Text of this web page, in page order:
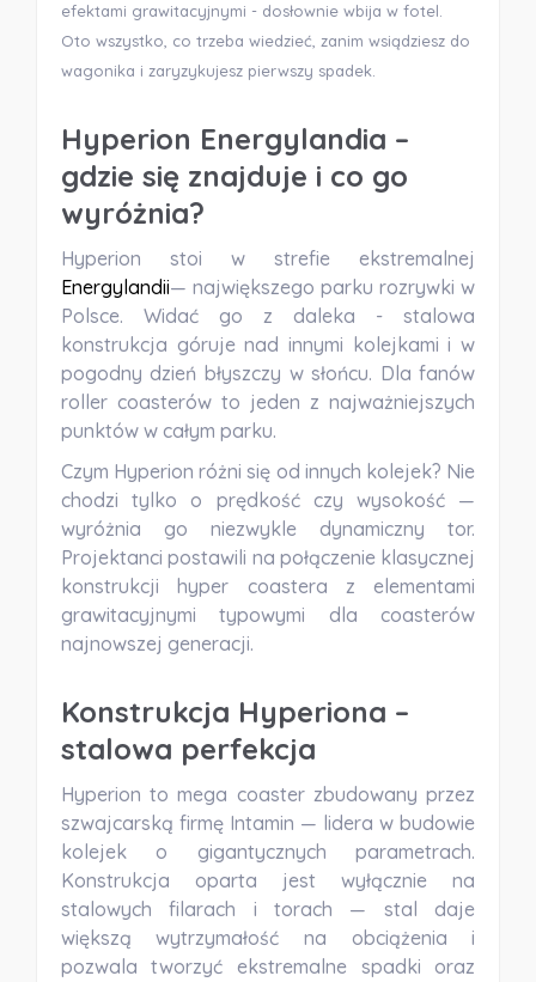
efektami grawitacyjnymi - dosłownie wbija w fotel.
Oto wszystko, co trzeba wiedzieć, zanim wsiądziesz do
wagonika i zaryzykujesz pierwszy spadek.
Hyperion Energylandia –
gdzie się znajduje i co go
wyróżnia?
Hyperion stoi w strefie ekstremalnej
Energylandii— największego parku rozrywki w
Polsce. Widać go z daleka - stalowa
konstrukcja góruje nad innymi kolejkami i w
pogodny dzień błyszczy w słońcu. Dla fanów
roller coasterów to jeden z najważniejszych
punktów w całym parku.
Czym Hyperion różni się od innych kolejek? Nie
chodzi tylko o prędkość czy wysokość —
wyróżnia go niezwykle dynamiczny tor.
Projektanci postawili na połączenie klasycznej
konstrukcji hyper coastera z elementami
grawitacyjnymi typowymi dla coasterów
najnowszej generacji.
Konstrukcja Hyperiona –
stalowa perfekcja
Hyperion tomega coasterzbudowany przez
szwajcarską firmę Intamin — lidera w budowie
kolejek o gigantycznych parametrach.
Konstrukcja oparta jest wyłącznie na
stalowych filarach i torach — stal daje
większą wytrzymałość na obciążenia i
pozwala tworzyć ekstremalne spadki oraz